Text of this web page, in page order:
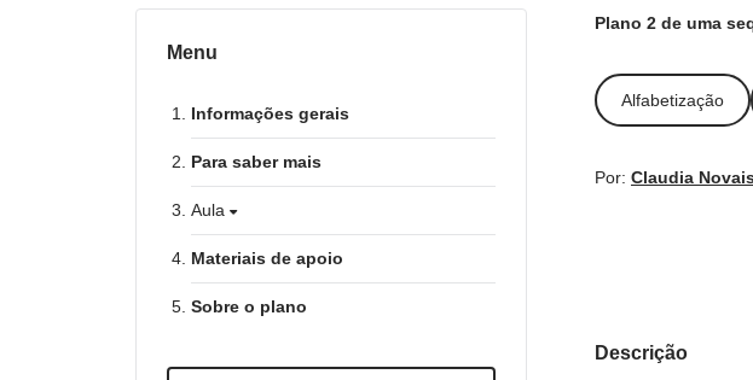
Menu
Informações gerais
Para saber mais
Aula
Materiais de apoio
Sobre o plano
Plano 2 de uma
Alfabetização
Por: Claudia
Descrição